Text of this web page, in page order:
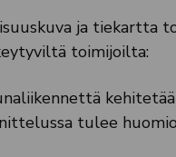
ja tiekartta
toimijoilta:
tulee